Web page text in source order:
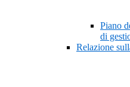
Piano
di
Relazione